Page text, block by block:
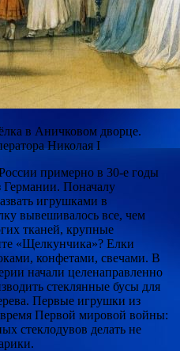
в Аничковом дворце.
Николая I
примерно в 30-е годы
Поначалу
игрушками в
вывешивалось все, чем
тканей, крупные
«Щелкунчика»? Елки
конфетами, свечами. В
начали целенаправленно
стеклянные бусы для
Первые игрушки из
Первой мировой войны:
стеклодувов делать не